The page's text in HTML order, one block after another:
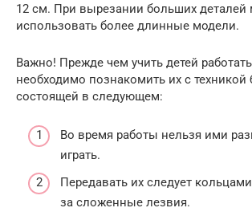
12 см. При вырезании больших
использовать более длинные модели.
Важно! Прежде чем учить детей
необходимо познакомить их с техникой
состоящей в следующем:
Во время работы нельзя ими
играть.
Передавать их следует
за сложенные лезвия.